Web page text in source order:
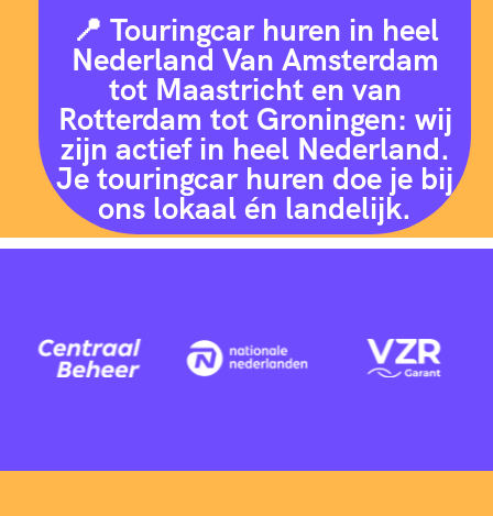
📍 Touringcar huren in heel
Nederland Van Amsterdam
tot Maastricht en van
Rotterdam tot Groningen: wij
zijn actief in heel Nederland.
Je touringcar huren doe je bij
ons lokaal én landelijk.